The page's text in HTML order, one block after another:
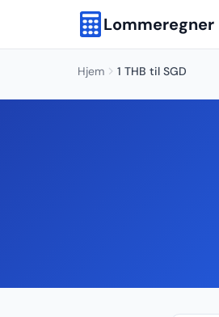
Lommeregner
Hjem 1 THB til SGD